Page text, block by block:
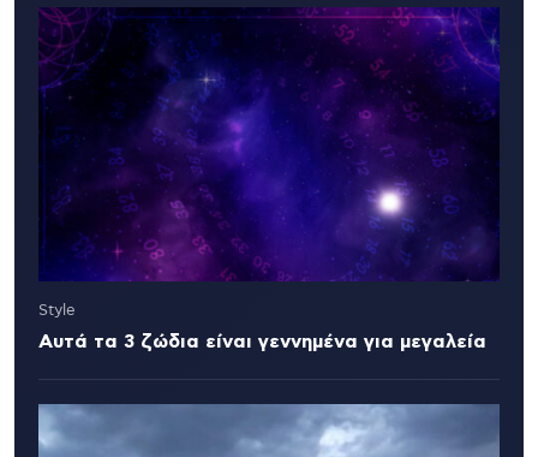
Style
Αυτά τα 3 ζώδια είναι γεννημένα για μεγαλεία